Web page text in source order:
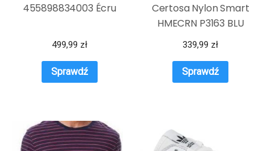
455898834003 Écru
499,99 zł
Sprawdź
Certosa Nylon Smart
HMECRN P3163 BLU
339,99 zł
Sprawdź